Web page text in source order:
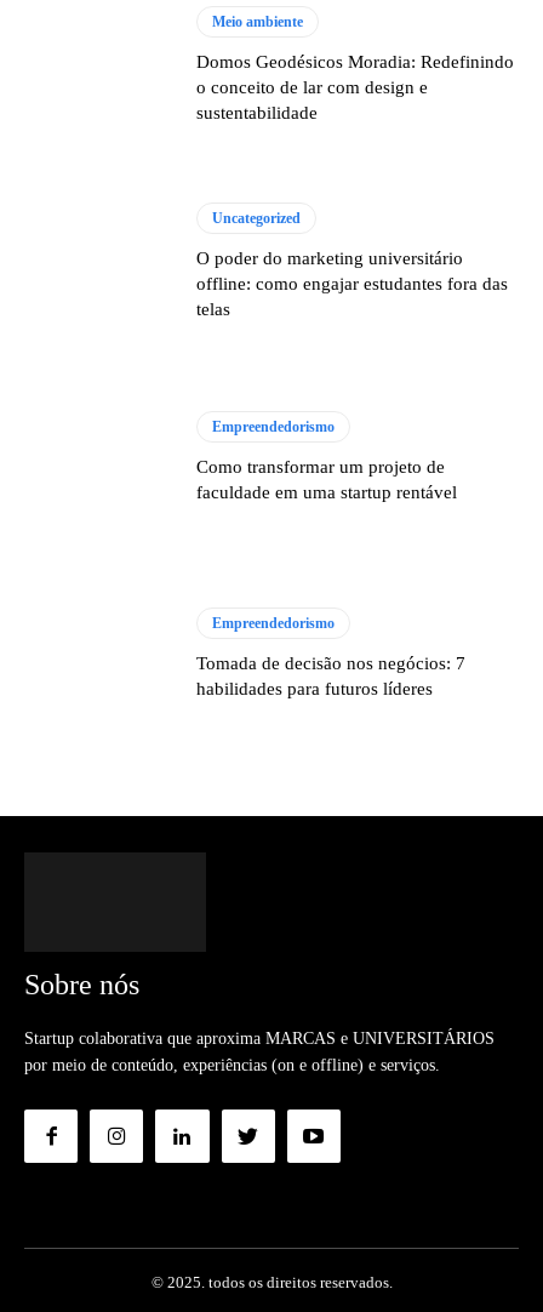
Meio ambiente
Domos Geodésicos Moradia: Redefinindo
o conceito de lar com design e
sustentabilidade
Uncategorized
O poder do marketing universitário
offline: como engajar estudantes fora das
telas
Empreendedorismo
Como transformar um projeto de
faculdade em uma startup rentável
Empreendedorismo
Tomada de decisão nos negócios: 7
habilidades para futuros líderes
Sobre nós
Startup colaborativa que aproxima MARCAS e UNIVERSITÁRIOS
por meio de conteúdo, experiências (on e offline) e serviços.
© 2025. todos os direitos reservados.